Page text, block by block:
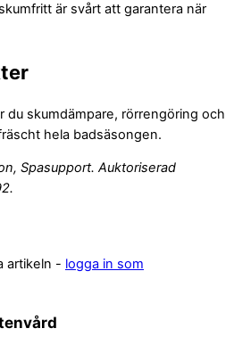
är svårt att garantera när
du skumdämpare, rörrengöring och
hela badsäsongen.
Spasupport. Auktoriserad
artikeln - logga in som